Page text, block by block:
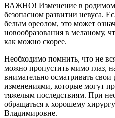
ВАЖНО! Изменение в родимом
безопасном развитии невуса.
белым ореолом, это может
новообразования в меланому,
как можно скорее.
Необходимо помнить, что не
можно пропустить мимо глаз,
внимательно осматривать
изменениями, которые могут
тяжелым последствиям. При
обращаться к хорошему
Владимировне.